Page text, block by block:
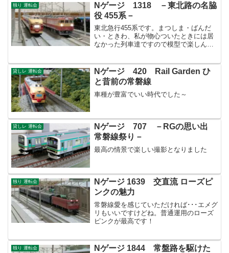
独り 運転会
Nゲージ 1318 －東北路の名脇
役 455系－
東北急行455系です。まつしま・ばんだ
い・ときわ、私が物心ついたときには居
なかった列車達ですので模型で楽しんい
貸しレ 運転会
Nゲージ 420 Rail Garden ひ
と昔前の常磐線
車種が豊富でいい時代でした～
貸しレ 運転会
Nゲージ 707 －RGの思い出
常磐線祭り－
最高の情景で楽しい撮影となりました
独り 運転会
Nゲージ 1639 交直流 ローズピ
ンクの魅力
常磐線愛を感じていただければ･･･エメグ
リもいいですけどね。普通運用のローズ
ピンクが最高です！
独り 運転会
Nゲージ 1844 常盤路を駆けた